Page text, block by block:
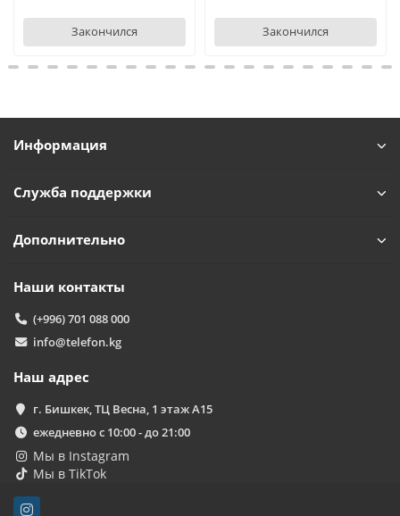
Закончился Закончился
Информация
Служба поддержки
Дополнительно
Наши контакты
(+996) 701 088 000
info@telefon.kg
Наш адрес
г. Бишкек, ТЦ Весна, 1 этаж А15
ежедневно с 10:00 - до 21:00
Мы в Instagram
Мы в TikTok